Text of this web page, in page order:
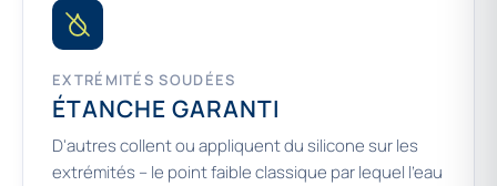
EXTRÉMITÉS SOUDÉES
ÉTANCHE GARANTI
D'autres collent ou appliquent du silicone sur les
extrémités – le point faible classique par lequel l'eau